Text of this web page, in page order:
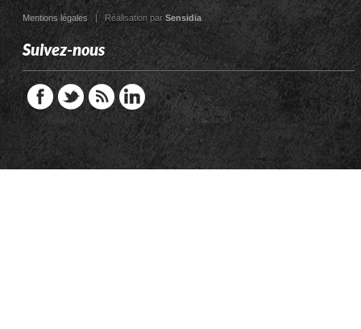
Mentions légales| Réalisation par Sensidia
Suivez-nous